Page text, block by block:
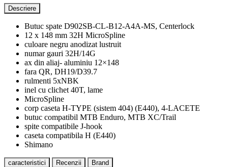
Descriere
Butuc spate D902SB-CL-B12-A4A-MS, Centerlock
12 x 148 mm 32H MicroSpline
culoare negru anodizat lustruit
numar gauri 32H/14G
ax din aliaj- aluminiu 12×148
fara QR, DH19/D39.7
rulmenti 5xNBK
inel cu clichet 40T, lame
MicroSpline
corp caseta H-TYPE (sistem 404) (E440), 4-LACETE
butuc compatibil MTB Enduro, MTB XC/Trail
spite compatibile J-hook
caseta compatibila H (E440)
Shimano
caracteristici Recenzii Brand